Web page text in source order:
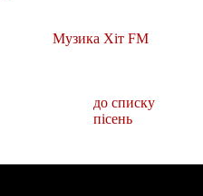
Музика Хіт FM
до списку
пісень